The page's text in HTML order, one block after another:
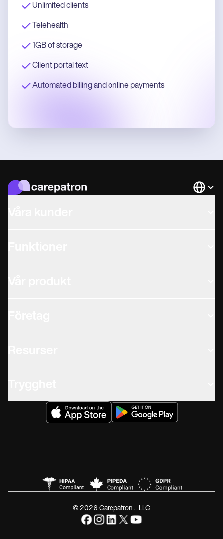
Unlimited clients
Telehealth
1GB of storage
Client portal text
Automated billing and online payments
© 2026 Carepatron, LLC